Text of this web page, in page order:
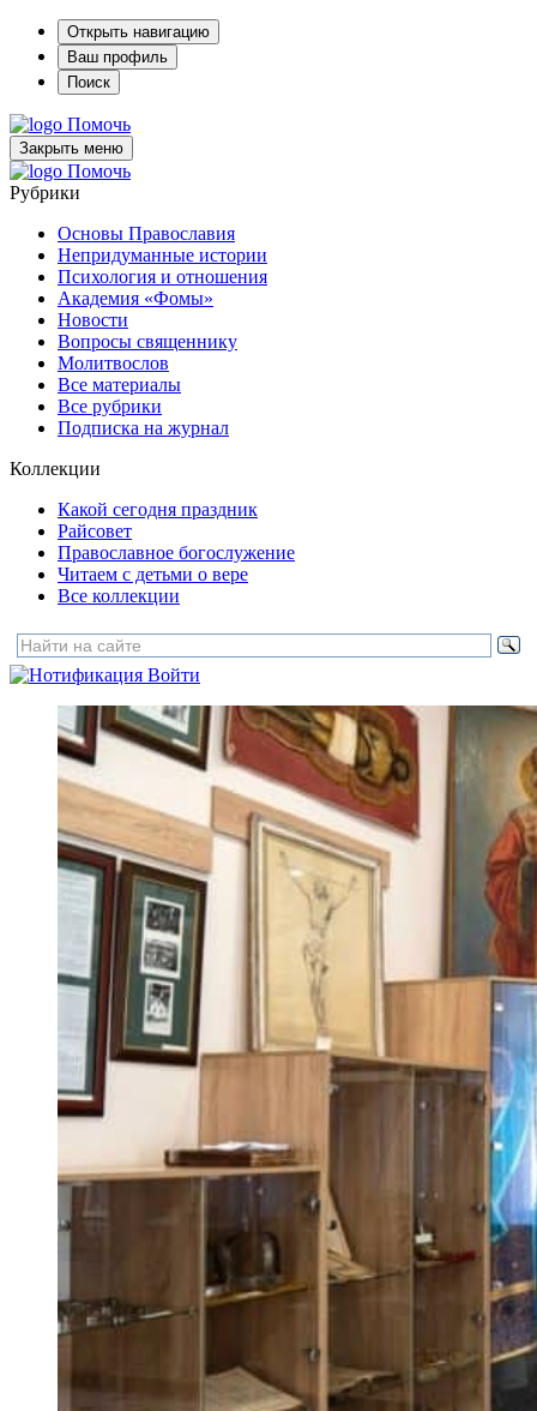
Открыть навигацию
Ваш профиль
Поиск
Помочь
Закрыть меню
Помочь
Рубрики
Основы Православия
Непридуманные истории
Психология и отношения
Академия «Фомы»
Новости
Вопросы священнику
Молитвослов
Все материалы
Все рубрики
Подписка на журнал
Коллекции
Какой сегодня праздник
Райсовет
Православное богослужение
Читаем с детьми о вере
Все коллекции
Войти